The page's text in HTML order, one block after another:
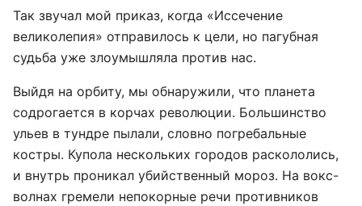
Так звучал мой приказ, когда «Иссечение
великолепия» отправилось к цели, но пагубная
судьба уже злоумышляла против нас.
Выйдя на орбиту, мы обнаружили, что планета
содрогается в корчах революции. Большинство
ульев в тундре пылали, словно погребальные
костры. Купола нескольких городов раскололись,
и внутрь проникал убийственный мороз. На вокс-
волнах гремели непокорные речи противников